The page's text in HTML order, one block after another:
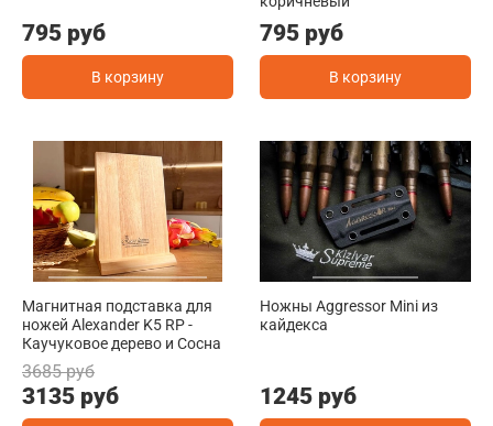
795 руб
В корзину
795 руб
В корзину
Магнитная подставка для
ножей Alexander K5 RP -
Каучуковое дерево и Сосна
3685 руб
3135 руб
Ножны Aggressor Mini из
кайдекса
1245 руб